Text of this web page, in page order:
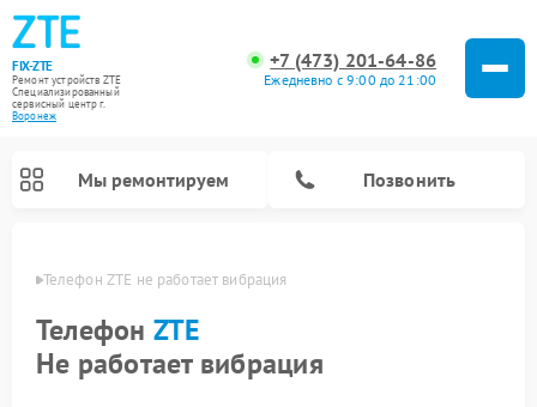
FIX-ZTE
Ремонт устройств ZTE
Специализированный
cервисный центр г.
Воронеж
+7 (473) 201-64-86
Ежедневно с 9:00 до 21:00
Мы ремонтируем Позвонить
Телефон ZTE не работает вибрация
Телефон ZTE
Не работает вибрация